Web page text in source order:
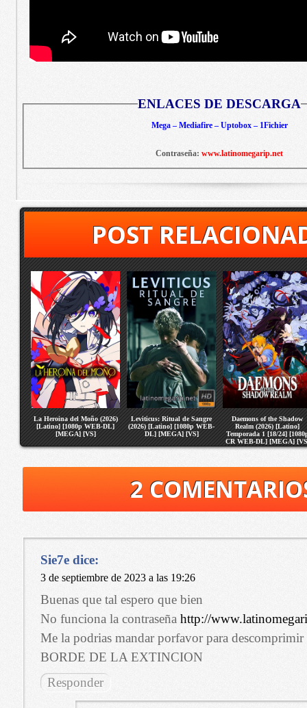
ENLACES DE DESCARGA
Mega – Mediafire – Uptobox – 1Fichier
Contraseña: www.latinomegarip.net
POST
La Heroina del Moño (2026)
[Latino] [1080p WEB-DL]
[MEGA] [VS]
Leviticus: Ritual de Sangre
(2026) [Latino] [1080p WEB-
DL] [MEGA] [VS]
Daemons of the Shadow
Realm (2026) [Latino]
Temporada 1 [18/24]
CR WEB-DL] [MEGA]
2
Sie7e dice:
3 de septiembre de 2023 a las 19:26
Buenas que tal espero que bien
No funciona la contraseña http://
Me la podrias mandar porfavor para
BORDE DE LA EXTINCION
Responder